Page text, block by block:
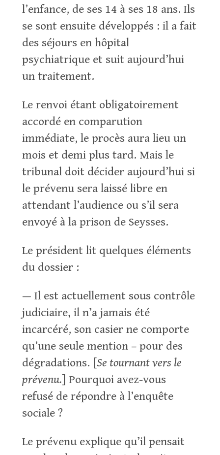
l’enfance, de ses 14 à ses 18 ans. Ils
se sont ensuite développés : il a fait
des séjours en hôpital
psychiatrique et suit aujourd’hui
un traitement.
Le renvoi étant obligatoirement
accordé en comparution
immédiate, le procès aura lieu un
mois et demi plus tard. Mais le
tribunal doit décider aujourd’hui si
le prévenu sera laissé libre en
attendant l’audience ou s’il sera
envoyé à la prison de Seysses.
Le président lit quelques éléments
du dossier :
— Il est actuellement sous contrôle
judiciaire, il n’a jamais été
incarcéré, son casier ne comporte
qu’une seule mention – pour des
dégradations. [Se tournant vers le
prévenu.] Pourquoi avez-vous
refusé de répondre à l’enquête
sociale ?
Le prévenu explique qu’il pensait